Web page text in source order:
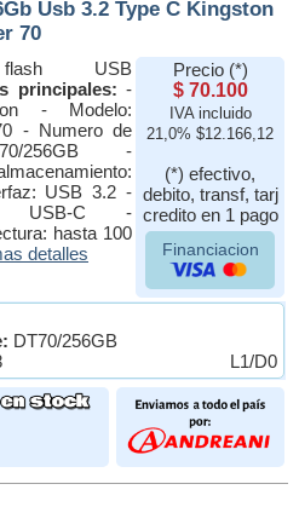
Usb 3.2 Type C Kingston
70
USB
principales: -
- Modelo:
- Numero de
256GB -
USB 3.2 -
USB-C -
hasta 100
detalles
Precio (*)
$ 70.100
IVA incluido
21,0% $12.166,12
(*) efectivo,
debito, transf, tarj
credito en 1 pago
Financiacion
DT70/256GB
L1/D0